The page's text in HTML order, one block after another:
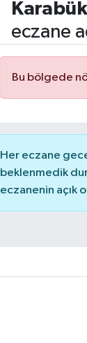
Karabük
eczane
Bu bölgede
Her eczane
beklenmedik
eczanenin açık